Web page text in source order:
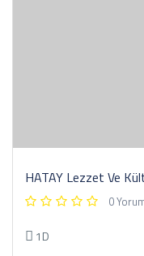
HATAY Lezzet Ve
0
1D